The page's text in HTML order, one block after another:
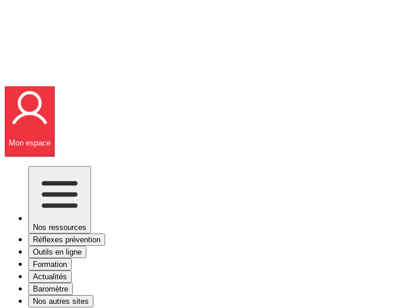
Mon espace
Nos ressources
Réflexes prévention
Outils en ligne
Formation
Actualités
Baromètre
Nos autres sites